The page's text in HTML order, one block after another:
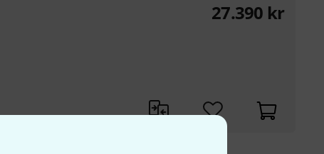
27.390 kr